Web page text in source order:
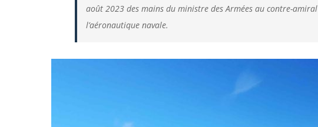
août 2023 des mains du ministre des Armées au contre-amiral
l’aéronautique navale.